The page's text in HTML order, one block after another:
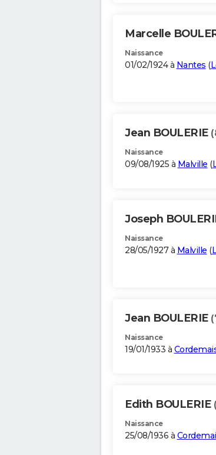
Marcelle
Naissance
01/02/1924 à Nantes (
Jean BOULERIE
Naissance
09/08/1925 à Malville (
Joseph
Naissance
28/05/1927 à Malville (
Jean BOULERIE
Naissance
19/01/1933 à
Edith BOULERIE
Naissance
25/08/1936 à